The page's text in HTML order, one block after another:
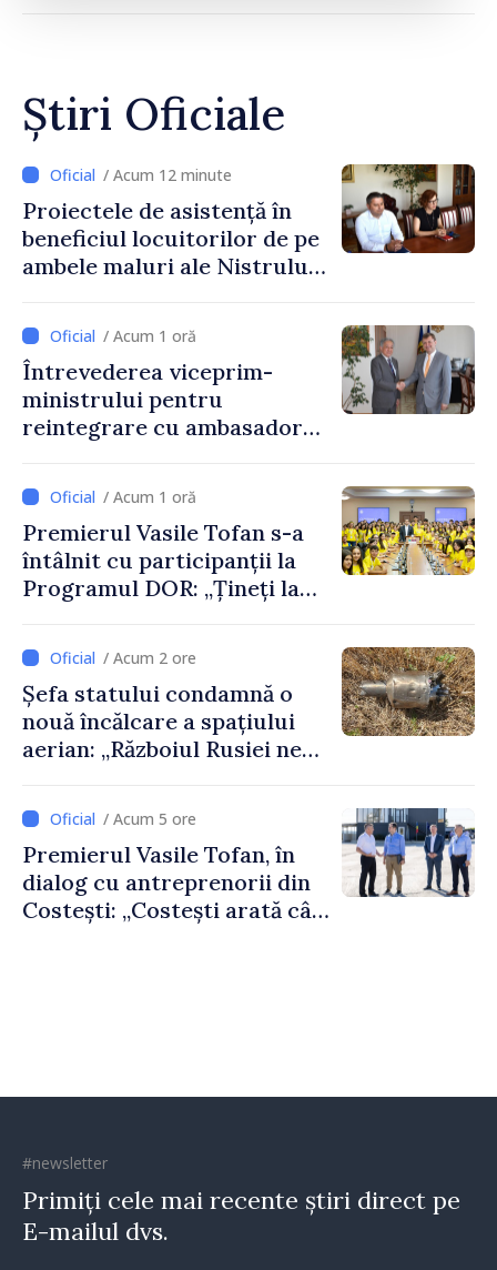
Știri Oficiale
/ Acum 12 minute
Proiectele de asistență în
beneficiul locuitorilor de pe
ambele maluri ale Nistrului
viceprim-ministrului cu
reprezentanta rezidentă a
PNUD în Republica Moldova,
Daniela Gasparikova
/ Acum 1 oră
Întrevederea viceprim-
ministrului pentru
reintegrare cu ambasadorul
Moldova
/ Acum 1 oră
Premierul Vasile Tofan s-a
întâlnit cu participanții la
Programul DOR: „Țineți la
feriți de încercări și greșeli –
doar astfel puteți reuși”
/ Acum 2 ore
Șefa statului condamnă o
nouă încălcare a spațiului
aerian: „Războiul Rusiei ne
/ Acum 5 ore
Premierul Vasile Tofan, în
dialog cu antreprenorii din
Costești: „Costești arată cât
#newsletter
Primiți cele mai recente știri direct pe
E-mailul dvs.